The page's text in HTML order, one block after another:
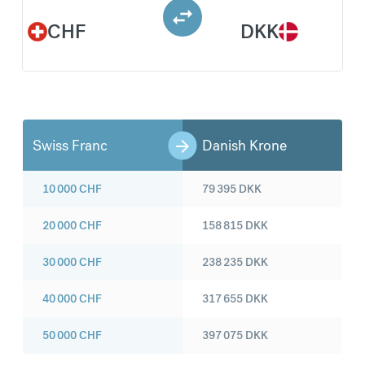
CHF DKK
Swiss Franc Danish Krone
10 000CHF
20 000CHF
30 000CHF
40 000CHF
50 000CHF
79 395 DKK
158 815 DKK
238 235 DKK
317 655 DKK
397 075 DKK